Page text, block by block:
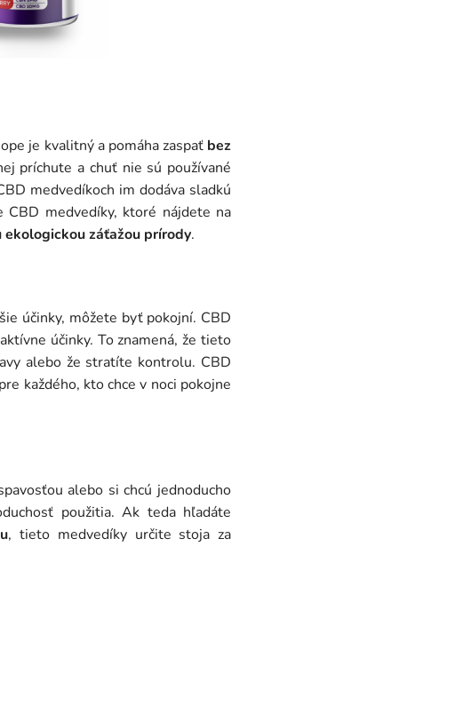
je kvalitný a pomáha zaspaťbez
príchute a chuť nie sú používané
medvedíkoch im dodáva sladkú
medvedíky, ktoré nájdete na
ekologickou záťažou prírody.
účinky, môžete byť pokojní. CBD
účinky. To znamená, že tieto
alebo že stratíte kontrolu. CBD
každého, kto chce v noci pokojne
alebo si chcú jednoducho
použitia. Ak teda hľadáte
, tieto medvedíky určite stoja za